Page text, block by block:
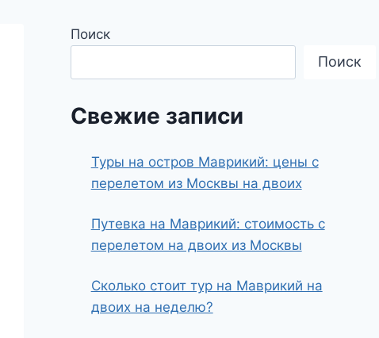
Поиск
Поиск
Свежие записи
Туры на остров Маврикий: цены с
перелетом из Москвы на двоих
Путевка на Маврикий: стоимость с
перелетом на двоих из Москвы
Сколько стоит тур на Маврикий на
двоих на неделю?